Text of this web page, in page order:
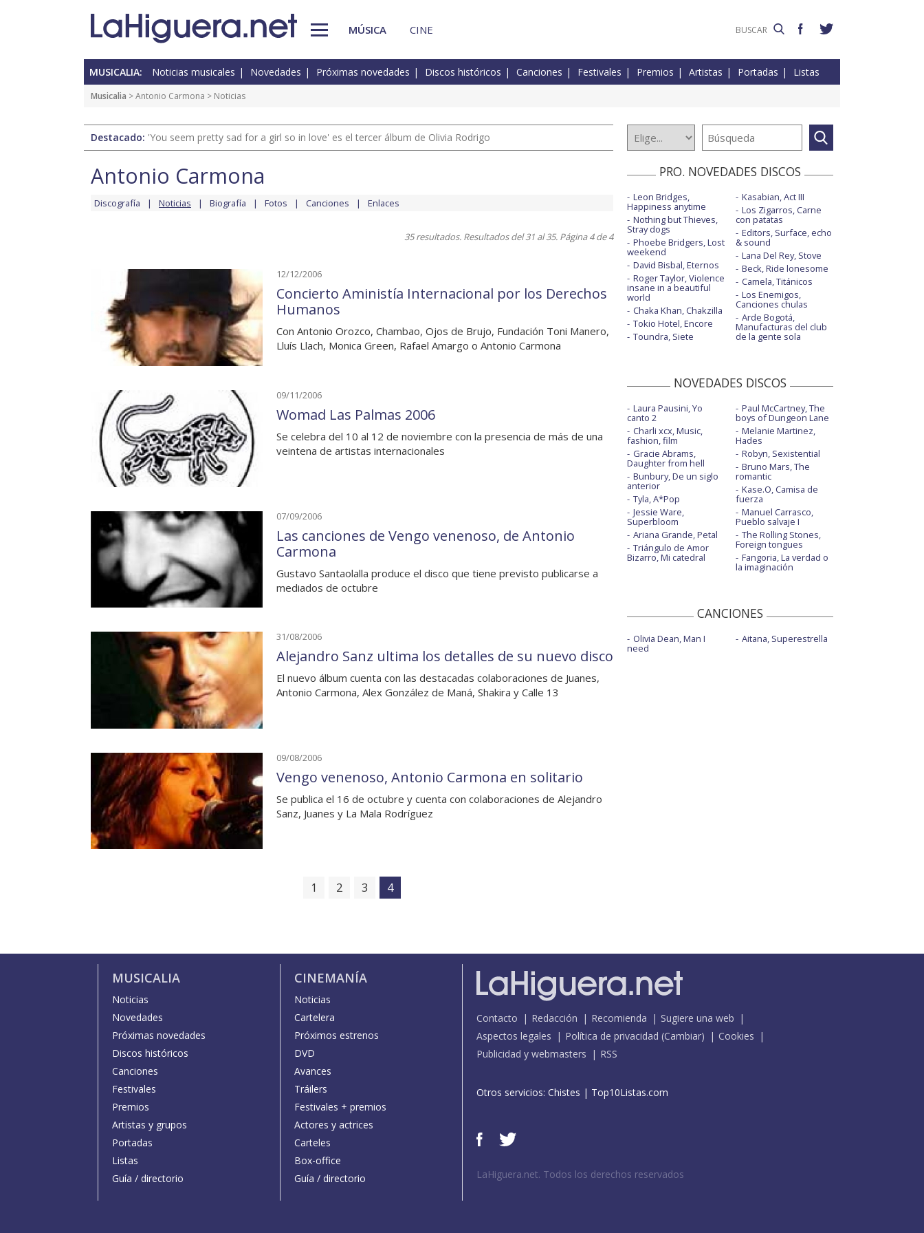
MÚSICA CINE
MUSICALIA: Noticias musicales Novedades Próximas novedades Discos históricos Canciones Festivales Premios Artistas Portadas Listas
Musicalia >Antonio Carmona > Noticias
Destacado: 'You seem pretty sad for a girl so in love' es el tercer álbum de Olivia Rodrigo
Antonio Carmona
Discografía Noticias Biografía Fotos Canciones Enlaces
35 resultados. Resultados del 31 al 35. Página 4 de 4
12/12/2006
Concierto Aministía Internacional por los Derechos
Humanos
Con Antonio Orozco, Chambao, Ojos de Brujo, Fundación Toni Manero,
Lluís Llach, Monica Green, Rafael Amargo o Antonio Carmona
09/11/2006
Womad Las Palmas 2006
Se celebra del 10 al 12 de noviembre con la presencia de más de una
veintena de artistas internacionales
07/09/2006
Las canciones de Vengo venenoso, de Antonio
Carmona
Gustavo Santaolalla produce el disco que tiene previsto publicarse a
mediados de octubre
31/08/2006
Alejandro Sanz ultima los detalles de su nuevo disco
El nuevo álbum cuenta con las destacadas colaboraciones de Juanes,
Antonio Carmona, Alex González de Maná, Shakira y Calle 13
09/08/2006
Vengo venenoso, Antonio Carmona en solitario
Se publica el 16 de octubre y cuenta con colaboraciones de Alejandro
Sanz, Juanes y La Mala Rodríguez
1 2 3 4
PRO. NOVEDADES DISCOS
Leon Bridges,
Happiness anytime
Nothing but Thieves,
Stray dogs
Phoebe Bridgers, Lost
weekend
David Bisbal, Eternos
Roger Taylor, Violence
insane in a beautiful
world
Chaka Khan, Chakzilla
Tokio Hotel, Encore
Toundra, Siete
Kasabian, Act III
Los Zigarros, Carne
con patatas
Editors, Surface, echo
& sound
Lana Del Rey, Stove
Beck, Ride lonesome
Camela, Titánicos
Los Enemigos,
Canciones chulas
Arde Bogotá,
Manufacturas del club
de la gente sola
NOVEDADES DISCOS
Laura Pausini, Yo
canto 2
Charli xcx, Music,
fashion, film
Gracie Abrams,
Daughter from hell
Bunbury, De un siglo
anterior
Tyla, A*Pop
Jessie Ware,
Superbloom
Ariana Grande, Petal
Triángulo de Amor
Bizarro, Mi catedral
Paul McCartney, The
boys of Dungeon Lane
Melanie Martinez,
Hades
Robyn, Sexistential
Bruno Mars, The
romantic
Kase.O, Camisa de
fuerza
Manuel Carrasco,
Pueblo salvaje I
The Rolling Stones,
Foreign tongues
Fangoria, La verdad o
la imaginación
CANCIONES
Olivia Dean, Man I
need
Aitana, Superestrella
MUSICALIA
Noticias
Novedades
Próximas novedades
Discos históricos
Canciones
Festivales
Premios
Artistas y grupos
Portadas
Listas
Guía / directorio
CINEMANÍA
Noticias
Cartelera
Próximos estrenos
DVD
Avances
Tráilers
Festivales + premios
Actores y actrices
Carteles
Box-office
Guía / directorio
Contacto Redacción Recomienda
Sugiere una web
Aspectos legales
Política de privacidad (Cambiar)
Cookies
Publicidad y webmasters
RSS
Otros servicios: Chistes | Top10Listas.com
LaHiguera.net. Todos los derechos reservados